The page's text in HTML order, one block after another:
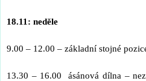
18.11: neděle
9.00 – 12.00 – základní stojné
13.30 – 16.00 ásánová dílna –